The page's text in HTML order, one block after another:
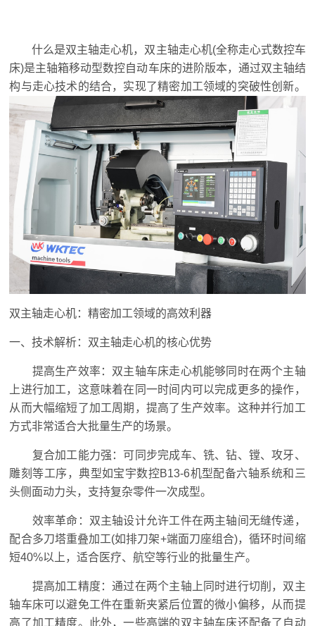
什么是双主轴走心机，双主轴走心机(全称走心式数控车
床)是主轴箱移动型数控自动车床的进阶版本，通过双主轴结
构与走心技术的结合，实现了精密加工领域的突破性创新。
双主轴走心机：精密加工领域的高效利器
一、技术解析：双主轴走心机的核心优势
提高生产效率：双主轴车床走心机能够同时在两个主轴
上进行加工，这意味着在同一时间内可以完成更多的操作，
从而大幅缩短了加工周期，提高了生产效率。这种并行加工
方式非常适合大批量生产的场景。
复合加工能力强：可同步完成车、铣、钻、镗、攻牙、
雕刻等工序，典型如宝宇数控B13-6机型配备六轴系统和三
头侧面动力头，支持复杂零件一次成型。
效率革命：双主轴设计允许工件在两主轴间无缝传递，
配合多刀塔重叠加工(如排刀架+端面刀座组合)，循环时间缩
短40%以上，适合医疗、航空等行业的批量生产。
提高加工精度：通过在两个主轴上同时进行切削，双主
轴车床可以避免工件在重新夹紧后位置的微小偏移，从而提
高了加工精度。此外，一些高端的双主轴车床还配备了自动